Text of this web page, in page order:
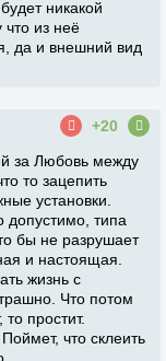
никакой
что из неё
да и внешний вид
+20
за Любовь между
то зацепить
установки.
допустимо, типа
бы не разрушает
и настоящая.
жизнь с
Что потом
простит.
что склеить